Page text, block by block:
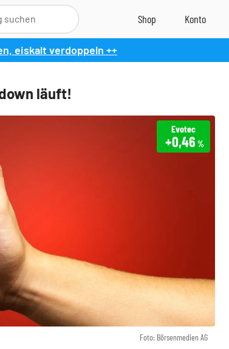
eiskalt verdoppeln ++
läuft!
Foto: Börsenmedien AG
Evotec
+0,46 %